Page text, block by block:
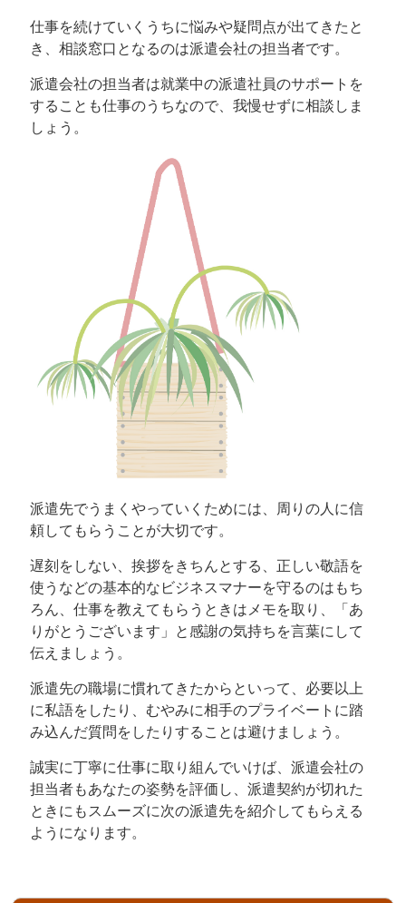
仕事を続けていくうちに悩みや疑問点が出てきたと
き、相談窓口となるのは派遣会社の担当者です。
派遣会社の担当者は就業中の派遣社員のサポートを
することも仕事のうちなので、我慢せずに相談しま
しょう。
派遣先でうまくやっていくためには、周りの人に信
頼してもらうことが大切です。
遅刻をしない、挨拶をきちんとする、正しい敬語を
使うなどの基本的なビジネスマナーを守るのはもち
ろん、仕事を教えてもらうときはメモを取り、「あ
りがとうございます」と感謝の気持ちを言葉にして
伝えましょう。
派遣先の職場に慣れてきたからといって、必要以上
に私語をしたり、むやみに相手のプライベートに踏
み込んだ質問をしたりすることは避けましょう。
誠実に丁寧に仕事に取り組んでいけば、派遣会社の
担当者もあなたの姿勢を評価し、派遣契約が切れた
ときにもスムーズに次の派遣先を紹介してもらえる
ようになります。